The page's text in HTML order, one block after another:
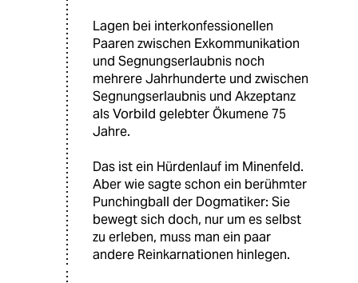
Lagen bei interkonfessionellen
Paaren zwischen Exkommunikation
und Segnungserlaubnis noch
mehrere Jahrhunderte und zwischen
Segnungserlaubnis und Akzeptanz
als Vorbild gelebter Ökumene 75
Jahre.
Das ist ein Hürdenlauf im Minenfeld.
Aber wie sagte schon ein berühmter
Punchingball der Dogmatiker: Sie
bewegt sich doch, nur um es selbst
zu erleben, muss man ein paar
andere Reinkarnationen hinlegen.